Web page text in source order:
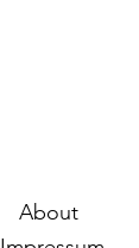
About